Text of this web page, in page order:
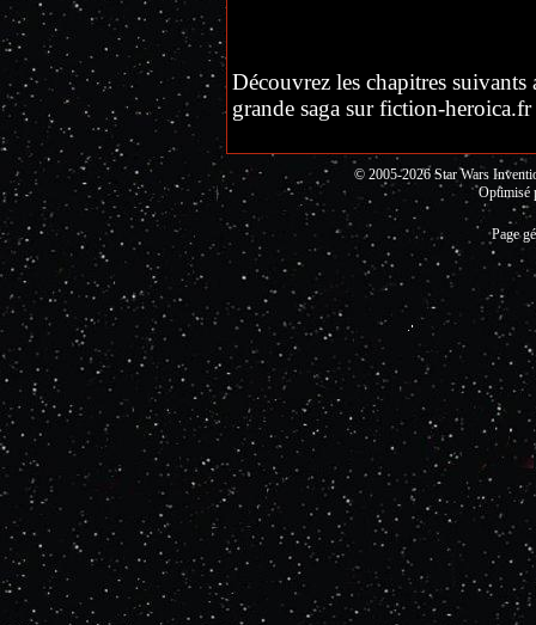
Découvrez les chapitres
grande saga sur fiction-
© 2005-2026 Star Wars
Optimisé
Page